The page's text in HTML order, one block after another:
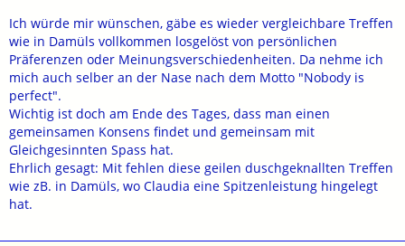
Ich würde mir wünschen, gäbe es wieder vergleichbare Treffen
wie in Damüls vollkommen losgelöst von persönlichen
Präferenzen oder Meinungsverschiedenheiten. Da nehme ich
mich auch selber an der Nase nach dem Motto "Nobody is
perfect".
Wichtig ist doch am Ende des Tages, dass man einen
gemeinsamen Konsens findet und gemeinsam mit
Gleichgesinnten Spass hat.
Ehrlich gesagt: Mit fehlen diese geilen duschgeknallten Treffen
wie zB. in Damüls, wo Claudia eine Spitzenleistung hingelegt
hat.